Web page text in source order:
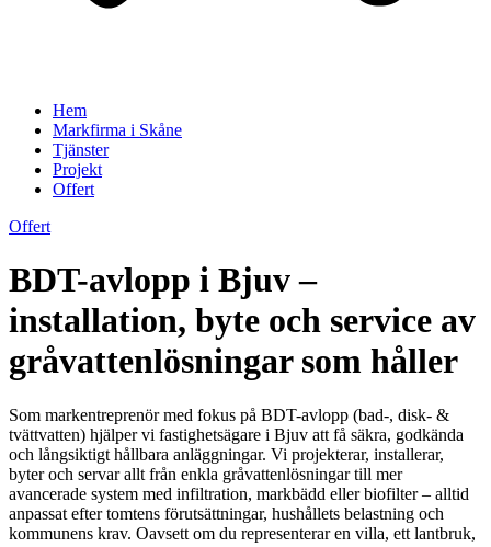
Hem
Markfirma i Skåne
Tjänster
Projekt
Offert
Offert
BDT-avlopp i Bjuv –
installation, byte och service av
gråvattenlösningar som håller
Som markentreprenör med fokus på BDT-avlopp (bad-, disk- &
tvättvatten) hjälper vi fastighetsägare i Bjuv att få säkra, godkända
och långsiktigt hållbara anläggningar. Vi projekterar, installerar,
byter och servar allt från enkla gråvattenlösningar till mer
avancerade system med infiltration, markbädd eller biofilter – alltid
anpassat efter tomtens förutsättningar, hushållets belastning och
kommunens krav. Oavsett om du representerar en villa, ett lantbruk,